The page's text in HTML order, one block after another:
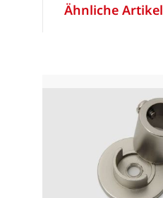
Ähnliche Artikel